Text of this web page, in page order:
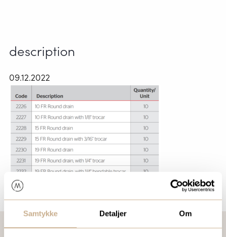
Samtykke Detaljer Om
description
09.12.2022